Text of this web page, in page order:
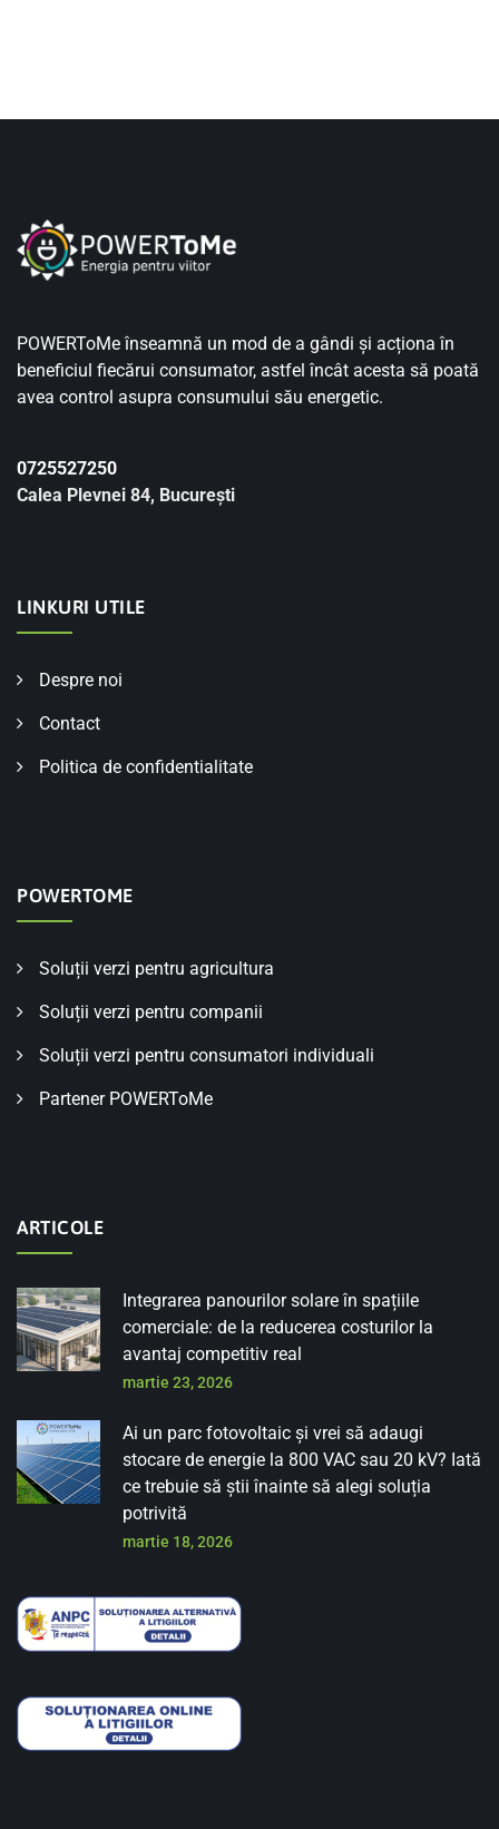
POWERToMe înseamnă un mod de a gândi și acționa în
beneficiul fiecărui consumator, astfel încât acesta să poată
avea control asupra consumului său energetic.
0725527250
Calea Plevnei 84, București
LINKURI UTILE
Despre noi
Contact
Politica de confidentialitate
POWERTOME
Soluții verzi pentru agricultura
Soluții verzi pentru companii
Soluții verzi pentru consumatori individuali
Partener POWERToMe
ARTICOLE
Integrarea panourilor solare în spațiile
comerciale: de la reducerea costurilor la
avantaj competitiv real
martie 23, 2026
Ai un parc fotovoltaic și vrei să adaugi
stocare de energie la 800 VAC sau 20 kV? Iată
ce trebuie să știi înainte să alegi soluția
potrivită
martie 18, 2026